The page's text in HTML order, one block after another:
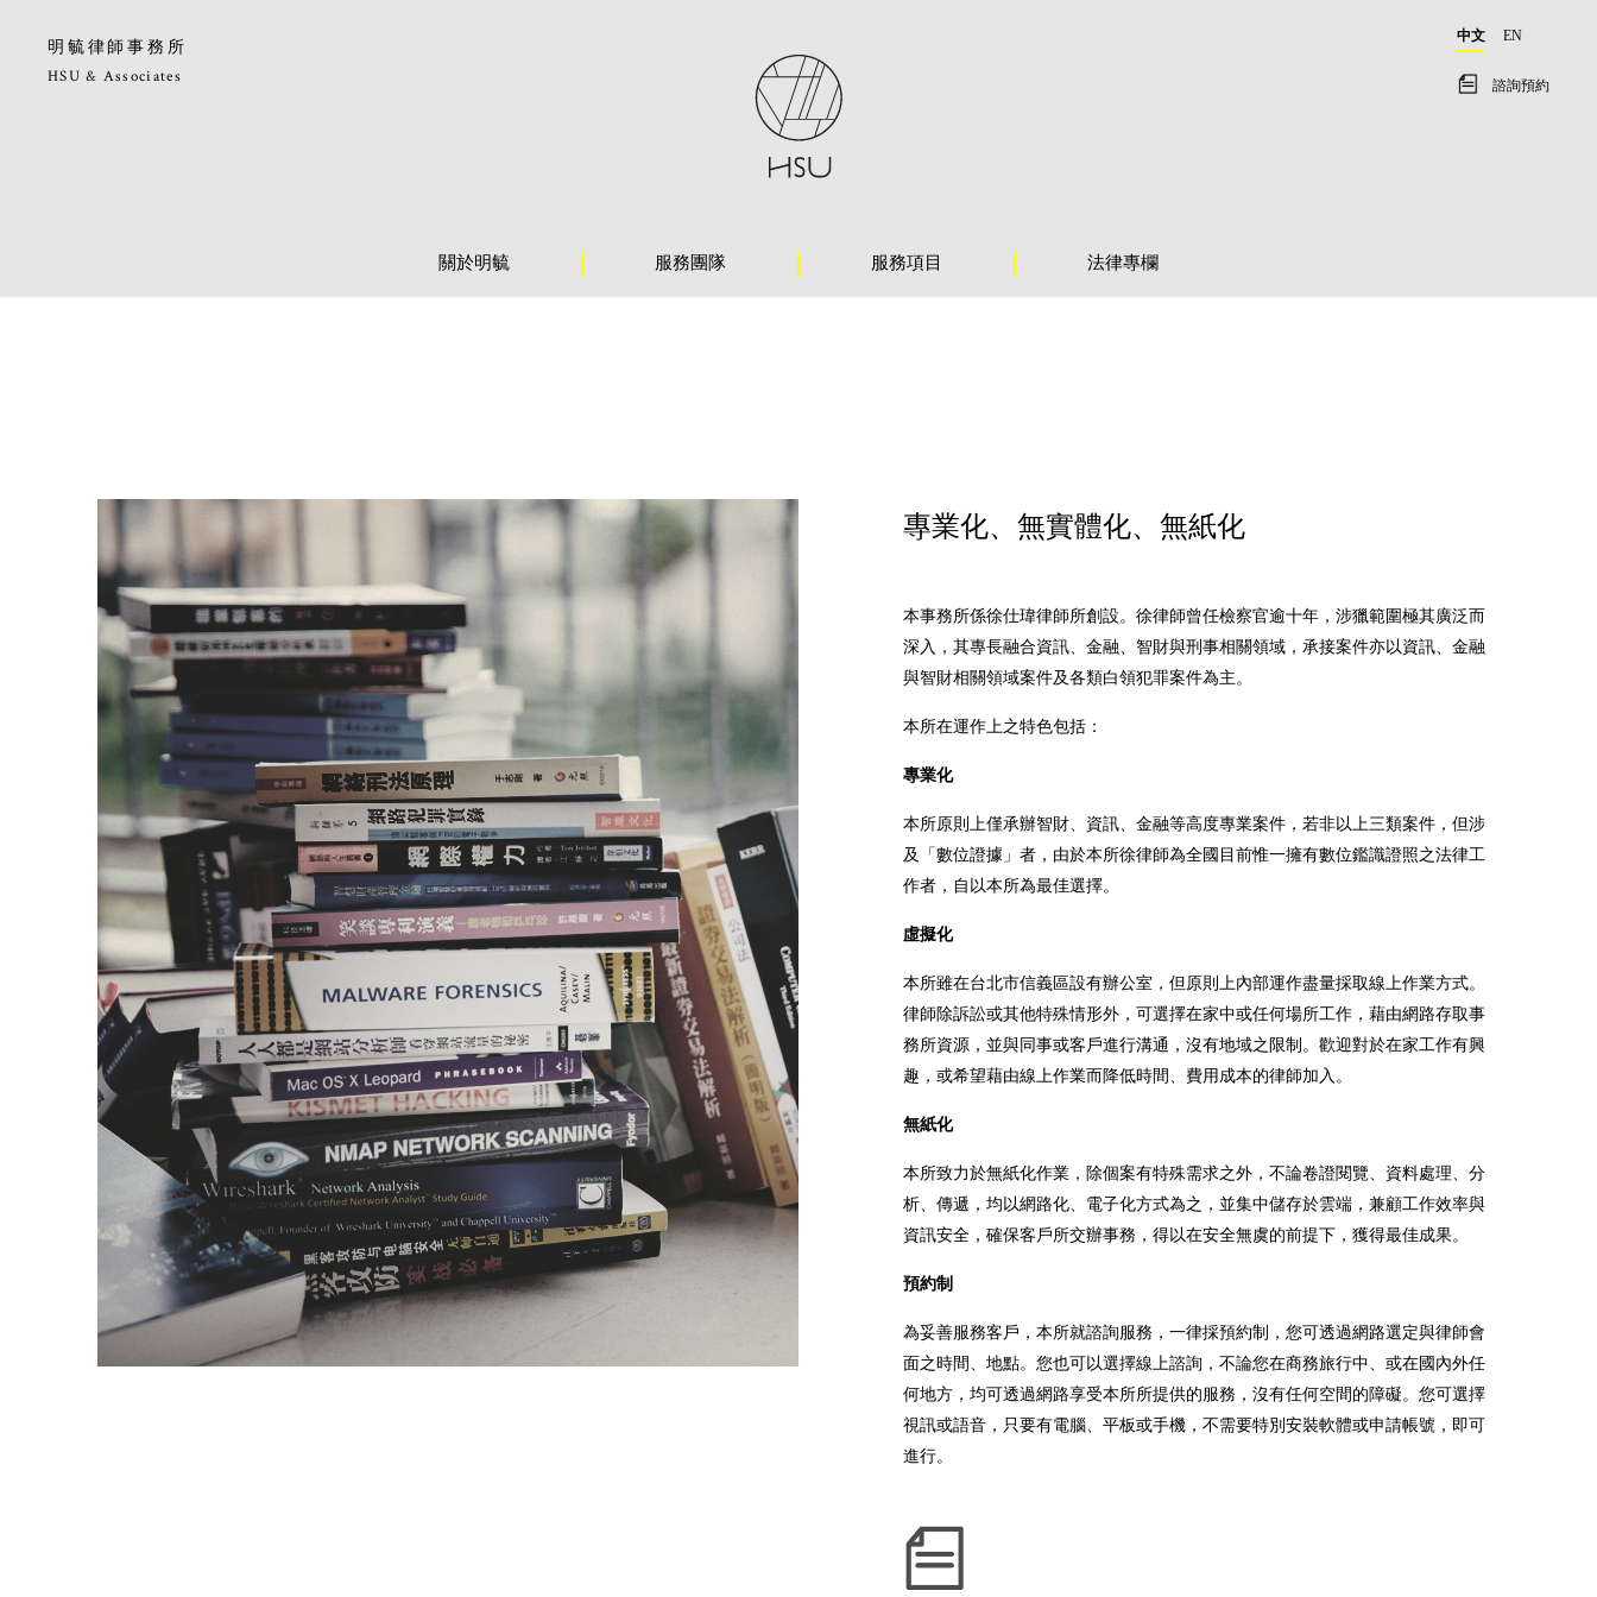
明毓律師事務所
HSU & Associates
中文 EN
諮詢預約
關於明毓 服務團隊 服務項目 法律專欄
專業化、無實體化、無紙化
本事務所係徐仕瑋律師所創設。徐律師曾任檢察官逾十年，涉獵範圍極其廣泛而
深入，其專長融合資訊、金融、智財與刑事相關領域，承接案件亦以資訊、金融
與智財相關領域案件及各類白領犯罪案件為主。
本所在運作上之特色包括：
專業化
本所原則上僅承辦智財、資訊、金融等高度專業案件，若非以上三類案件，但涉
及「數位證據」者，由於本所徐律師為全國目前惟一擁有數位鑑識證照之法律工
作者，自以本所為最佳選擇。
虛擬化
本所雖在台北市信義區設有辦公室，但原則上內部運作盡量採取線上作業方式。
律師除訴訟或其他特殊情形外，可選擇在家中或任何場所工作，藉由網路存取事
務所資源，並與同事或客戶進行溝通，沒有地域之限制。歡迎對於在家工作有興
趣，或希望藉由線上作業而降低時間、費用成本的律師加入。
無紙化
本所致力於無紙化作業，除個案有特殊需求之外，不論卷證閱覽、資料處理、分
析、傳遞，均以網路化、電子化方式為之，並集中儲存於雲端，兼顧工作效率與
資訊安全，確保客戶所交辦事務，得以在安全無虞的前提下，獲得最佳成果。
預約制
為妥善服務客戶，本所就諮詢服務，一律採預約制，您可透過網路選定與律師會
面之時間、地點。您也可以選擇線上諮詢，不論您在商務旅行中、或在國內外任
何地方，均可透過網路享受本所所提供的服務，沒有任何空間的障礙。您可選擇
視訊或語音，只要有電腦、平板或手機，不需要特別安裝軟體或申請帳號，即可
進行。